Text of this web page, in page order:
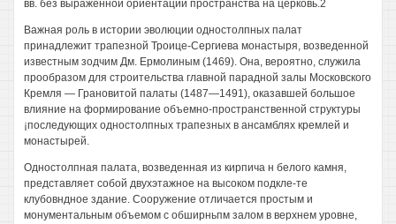
вв. без выраженной ориентации пространства на церковь.2
Важная роль в истории эволюции одностолпных палат
принадлежит трапезной Троице-Сергиева монастыря, возведенной
известным зодчим Дм. Ермолиным (1469). Она, вероятно, служила
прообразом для строительства главной парадной залы Московского
Кремля — Грановитой палаты (1487—1491), оказавшей большое
влияние на формирование объемно-пространственной структуры
¡последующих одностолпных трапезных в ансамблях кремлей и
монастырей.
Одностолпная палата, возведенная из кирпича н белого камня,
представляет собой двухэтажное на высоком подкле-те
клубовндное здание. Сооружение отличается простым и
монументальным объемом с обширньпм залом в верхнем уровне,